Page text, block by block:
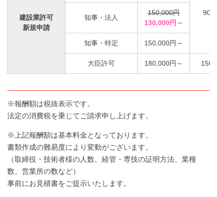
建設業許可
新規申請
知事・法人
150,000円
130,000円～
知事・特定 150,000円～
大臣許可 180,000円～
※報酬額は税抜表示です。
法定の消費税を乗じてご請求申し上げます。
※上記報酬額は基本料金となっております。
書類作成の難易度により変動がございます。
（取締役・技術者様の人数、経管・専技の証明方法、業種
数、営業所の数など）
事前にお見積書をご提示いたします。